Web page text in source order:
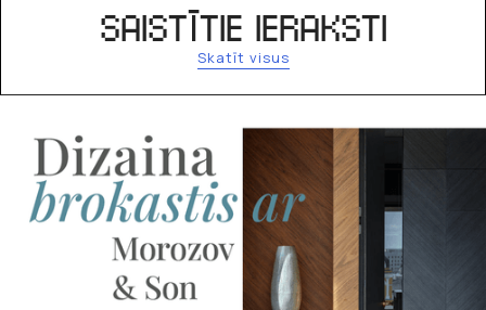
SAISTĪTIE IERAKSTI
Skatīt visus